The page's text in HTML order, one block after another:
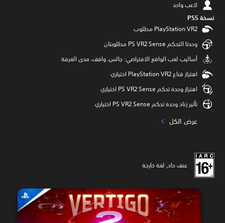
لاعب واحد
نسخة PS5‏
وحدتا التحكم PS VR2 Sense مطلوبتان
‫أساليب لعب الواقع الافتراضي: جالس، واقف، مدى الغرفة
اهتزاز قناع PlayStation VR2 اختياري
اهتزاز وحدة تحكم PS VR2 Sense اختياري
تأثير زناد وحدة تحكم PS VR2 Sense اختياري
عرض الكل
عنف حاد, لغة خارجة